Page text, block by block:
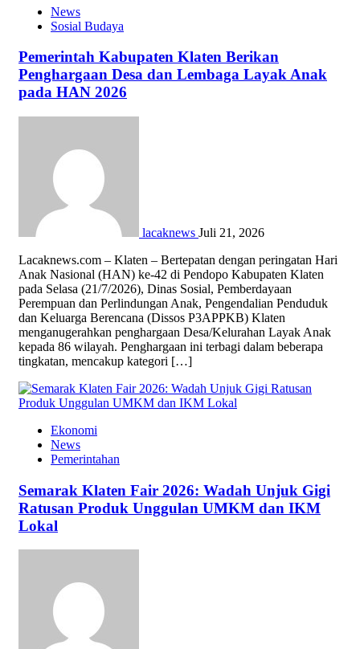
News
Sosial Budaya
Pemerintah Kabupaten Klaten Berikan
Penghargaan Desa dan Lembaga Layak Anak
pada HAN 2026
lacaknews Juli 21, 2026
Lacaknews.com – Klaten – Bertepatan dengan peringatan Hari
Anak Nasional (HAN) ke-42 di Pendopo Kabupaten Klaten
pada Selasa (21/7/2026), Dinas Sosial, Pemberdayaan
Perempuan dan Perlindungan Anak, Pengendalian Penduduk
dan Keluarga Berencana (Dissos P3APPKB) Klaten
menganugerahkan penghargaan Desa/Kelurahan Layak Anak
kepada 86 wilayah. Penghargaan ini terbagi dalam beberapa
tingkatan, mencakup kategori […]
Ekonomi
News
Pemerintahan
Semarak Klaten Fair 2026: Wadah Unjuk Gigi
Ratusan Produk Unggulan UMKM dan IKM
Lokal